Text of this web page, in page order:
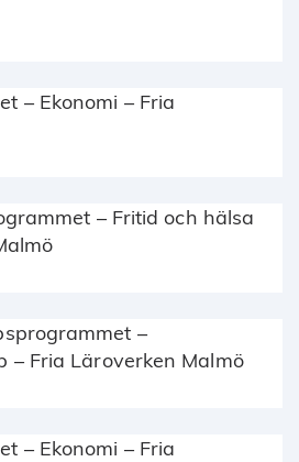
– Ekonomi – Fria
– Fritid och hälsa
–
– Fria Läroverken Malmö
– Ekonomi – Fria